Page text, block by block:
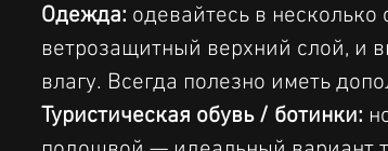
Одежда: одевайтесь в
ветрозащитный верхний слой, и
влагу. Всегда полезно иметь
Туристическая обувь / ботинки: